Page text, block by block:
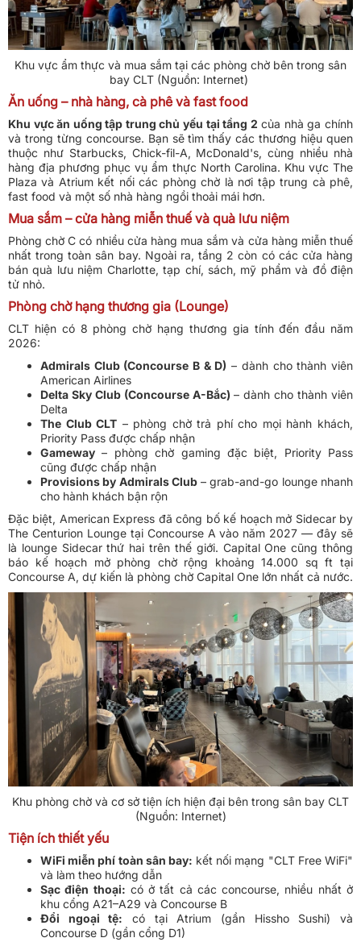
Khu vực ẩm thực và mua sắm tại các phòng chờ bên trong sân
bay CLT (Nguồn: Internet)
Ăn uống – nhà hàng, cà phê và fast food
Khu vực ăn uống tập trung chủ yếu tại tầng 2 của nhà ga chính
và trong từng concourse. Bạn sẽ tìm thấy các thương hiệu quen
thuộc như Starbucks, Chick-fil-A, McDonald's, cùng nhiều nhà
hàng địa phương phục vụ ẩm thực North Carolina. Khu vực The
Plaza và Atrium kết nối các phòng chờ là nơi tập trung cà phê,
fast food và một số nhà hàng ngồi thoải mái hơn.
Mua sắm – cửa hàng miễn thuế và quà lưu niệm
Phòng chờ C có nhiều cửa hàng mua sắm và cửa hàng miễn thuế
nhất trong toàn sân bay. Ngoài ra, tầng 2 còn có các cửa hàng
bán quà lưu niệm Charlotte, tạp chí, sách, mỹ phẩm và đồ điện
tử nhỏ.
Phòng chờ hạng thương gia (Lounge)
CLT hiện có 8 phòng chờ hạng thương gia tính đến đầu năm
2026:
Admirals Club (Concourse B & D) – dành cho thành viên
American Airlines
Delta Sky Club (Concourse A-Bắc) – dành cho thành viên
Delta
The Club CLT – phòng chờ trả phí cho mọi hành khách,
Priority Pass được chấp nhận
Gameway – phòng chờ gaming đặc biệt, Priority Pass
cũng được chấp nhận
Provisions by Admirals Club– grab-and-go lounge nhanh
cho hành khách bận rộn
Đặc biệt, American Express đã công bố kế hoạch mở Sidecar by
The Centurion Lounge tại Concourse A vào năm 2027 — đây sẽ
là lounge Sidecar thứ hai trên thế giới. Capital One cũng thông
báo kế hoạch mở phòng chờ rộng khoảng 14.000 sq ft tại
Concourse A, dự kiến là phòng chờ Capital One lớn nhất cả nước.
Khu phòng chờ và cơ sở tiện ích hiện đại bên trong sân bay CLT
(Nguồn: Internet)
Tiện ích thiết yếu
WiFi miễn phí toàn sân bay: kết nối mạng "CLT Free WiFi"
và làm theo hướng dẫn
Sạc điện thoại: có ở tất cả các concourse, nhiều nhất ở
khu cổng A21–A29 và Concourse B
Đổi ngoại tệ: có tại Atrium (gần Hissho Sushi) và
Concourse D (gần cổng D1)